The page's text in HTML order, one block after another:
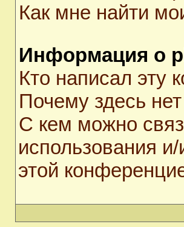
Как мне найти
Информация о
Кто написал эту
Почему здесь
С кем можно
использования
этой